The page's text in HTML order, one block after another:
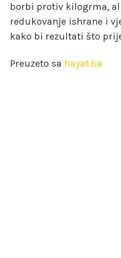
borbi protiv kilogrma,
redukovanje ishrane i
kako bi rezultati što
Preuzeto sa hayat.ba